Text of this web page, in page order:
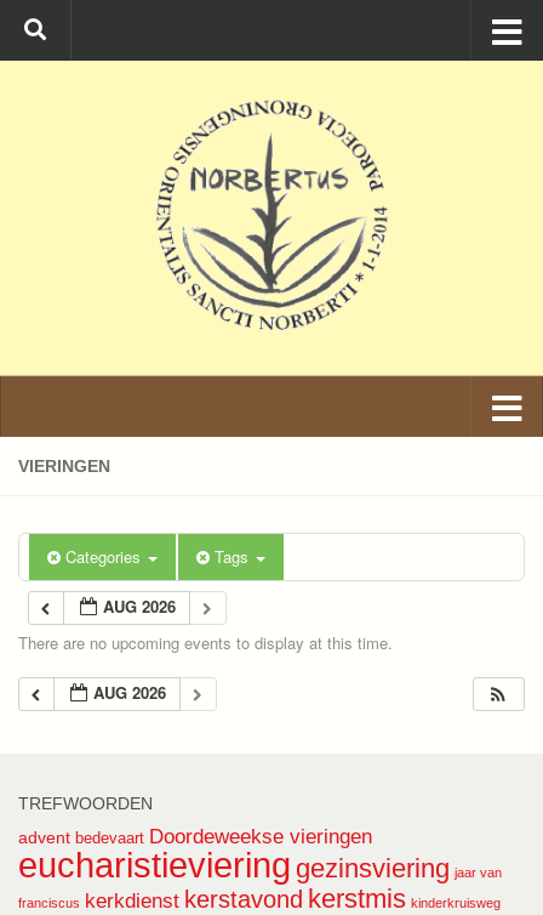
Ga naar de inhoud
VIERINGEN
Categories Tags
AUG 2026
There are no upcoming events to display at this time.
AUG 2026
TREFWOORDEN
advent bedevaart Doordeweekse vieringen
eucharistieviering gezinsviering jaar van
franciscus kerkdienst kerstavond kerstmis kinderkruisweg